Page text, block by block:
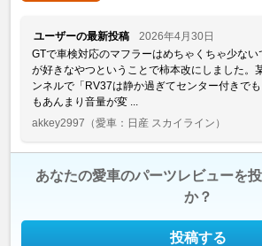
ユーザーの最新投稿
2026年4月30日
GTで車検対応のマフラーはめちゃくちゃ少な
が好きなやつということで柿本改にしました。
ンネルで「RV37は静か過ぎてセンター付きで
もあんまり音量が変 ...
akkey2997 （愛車：日産 スカイライン）
あなたの愛車のパーツレビューを
か？
投稿する